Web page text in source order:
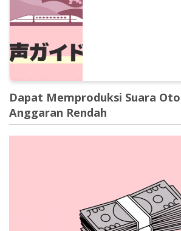
Dapat Memproduksi Suara
Anggaran Rendah